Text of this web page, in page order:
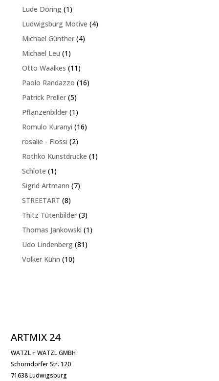
Lude Döring 11
Produkt
Ludwigsburg Motive 44
Michael Günther 44
Michael Leu 11
Produkt
Otto Waalkes 1111
Produkte
Paolo Randazzo 1616
Patrick Preller 55
Produkte
Pflanzenbilder 11
Produkt
Romulo Kuranyi 1616
rosalie - Flossi 22
Produkte
Rothko Kunstdrucke 11
Schlote 11
Produkt
Sigrid Artmann 77
STREETART 88
Produkte
Thitz Tütenbilder 33
Produkte
Thomas Jankowski 11
Udo Lindenberg 8181
Volker Kühn 1010
ARTMIX 24
WATZL + WATZL GMBH
Schorndorfer Str. 120
71638 Ludwigsburg